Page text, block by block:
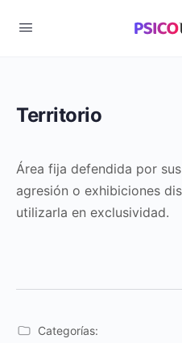
Territorio
Área fija defendida por
agresión o exhibiciones
utilizarla en exclusividad.
Categorías: